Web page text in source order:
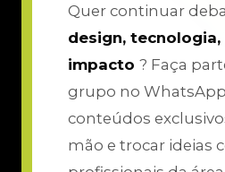
Quer continuar
design, tecnologia,
impacto ? Faça
grupo no
conteúdos
mão e trocar ideias